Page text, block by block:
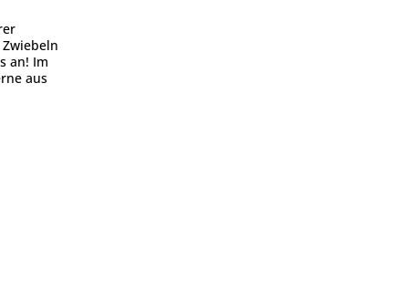
an! Im
aus